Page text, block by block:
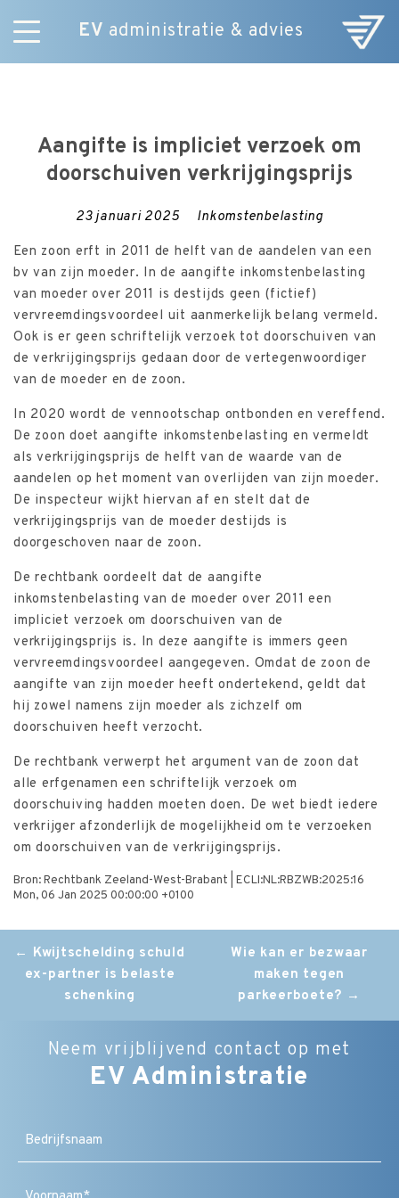
EV administratie & advies
Skip
Nieuws
Vacatures
Aangifte is impliciet verzoek om
doorschuiven verkrijgingsprijs
23 januari 2025 Inkomstenbelasting
Een zoon erft in 2011 de helft van de aandelen van een
bv van zijn moeder. In de aangifte inkomstenbelasting
van moeder over 2011 is destijds geen (fictief)
vervreemdingsvoordeel uit aanmerkelijk belang vermeld.
Ook is er geen schriftelijk verzoek tot doorschuiven van
de verkrijgingsprijs gedaan door de vertegenwoordiger
van de moeder en de zoon.
In 2020 wordt de vennootschap ontbonden en vereffend.
De zoon doet aangifte inkomstenbelasting en vermeldt
als verkrijgingsprijs de helft van de waarde van de
aandelen op het moment van overlijden van zijn moeder.
De inspecteur wijkt hiervan af en stelt dat de
verkrijgingsprijs van de moeder destijds is
doorgeschoven naar de zoon.
De rechtbank oordeelt dat de aangifte
inkomstenbelasting van de moeder over 2011 een
impliciet verzoek om doorschuiven van de
verkrijgingsprijs is. In deze aangifte is immers geen
vervreemdingsvoordeel aangegeven. Omdat de zoon de
aangifte van zijn moeder heeft ondertekend, geldt dat
hij zowel namens zijn moeder als zichzelf om
doorschuiven heeft verzocht.
De rechtbank verwerpt het argument van de zoon dat
alle erfgenamen een schriftelijk verzoek om
doorschuiving hadden moeten doen. De wet biedt iedere
verkrijger afzonderlijk de mogelijkheid om te verzoeken
om doorschuiven van de verkrijgingsprijs.
Bron: Rechtbank Zeeland-West-Brabant | ECLI:NL:RBZWB:2025:16
Mon, 06 Jan 2025 00:00:00 +0100
Post
navigation
← Kwijtschelding schuld
ex-partner is belaste
schenking
Wie kan er bezwaar
maken tegen
parkeerboete? →
Neem vrijblijvend contact op met
EV Administratie